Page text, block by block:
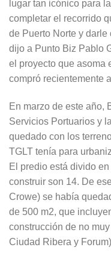
lugar tan icónico para
completar el recorrido
de Puerto Norte y
dijo a Punto Biz Pablo
el proyecto que asoma
compró recientemente
En marzo de este año,
Servicios Portuarios y
quedado con los
TGLT tenía para
El predio está divido
construir son 14. De
Crowe) se había
de 500 m2, que
construcción de no
Ciudad Ribera y